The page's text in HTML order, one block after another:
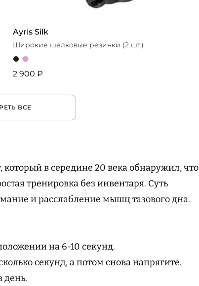
Ayris Silk
Широкие шелковые резинки (2 шт.)
2 900 ₽
ВСЕ
в середине 20 века обнаружил, что
тренировка без инвентаря. Суть
и расслабление мышц тазового дна.
на 6-10 секунд.
секунд, а потом снова напрягите.
день.